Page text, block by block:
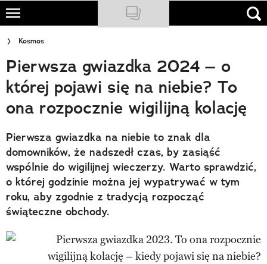
Skip
main
content
NATIONAL GEOGRAPHIC
TRAVELER
PODCASTY
Newsletter
Cuda Polski
Wielki Konkurs Fotograficzny
Kosmos
Pierwsza gwiazdka 2024 – o
której pojawi się na niebie? To
ona rozpocznie wigilijną kolację
Pierwsza gwiazdka na niebie to znak dla
domowników, że nadszedł czas, by zasiąść
wspólnie do wigilijnej wieczerzy. Warto sprawdzić,
o której godzinie można jej wypatrywać w tym
roku, aby zgodnie z tradycją rozpocząć
świąteczne obchody.